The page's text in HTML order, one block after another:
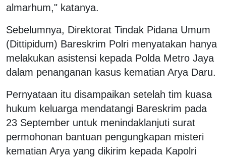
almarhum," katanya.
Sebelumnya, Direktorat Tindak Pidana Umum
(Dittipidum) Bareskrim Polri menyatakan hanya
melakukan asistensi kepada Polda Metro Jaya
dalam penanganan kasus kematian Arya Daru.
Pernyataan itu disampaikan setelah tim kuasa
hukum keluarga mendatangi Bareskrim pada
23 September untuk menindaklanjuti surat
permohonan bantuan pengungkapan misteri
kematian Arya yang dikirim kepada Kapolri